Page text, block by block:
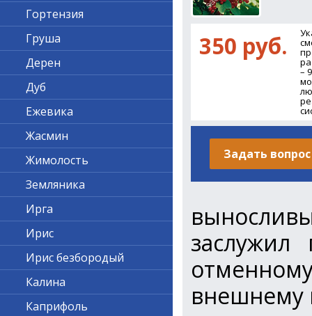
350 руб.
–
Задать вопрос
заслужил
внешнему
Гортензия
Груша
Дерен
Дуб
Ежевика
Жасмин
Жимолость
Земляника
Ирга
Ирис
Ирис безбородый
Калина
Каприфоль